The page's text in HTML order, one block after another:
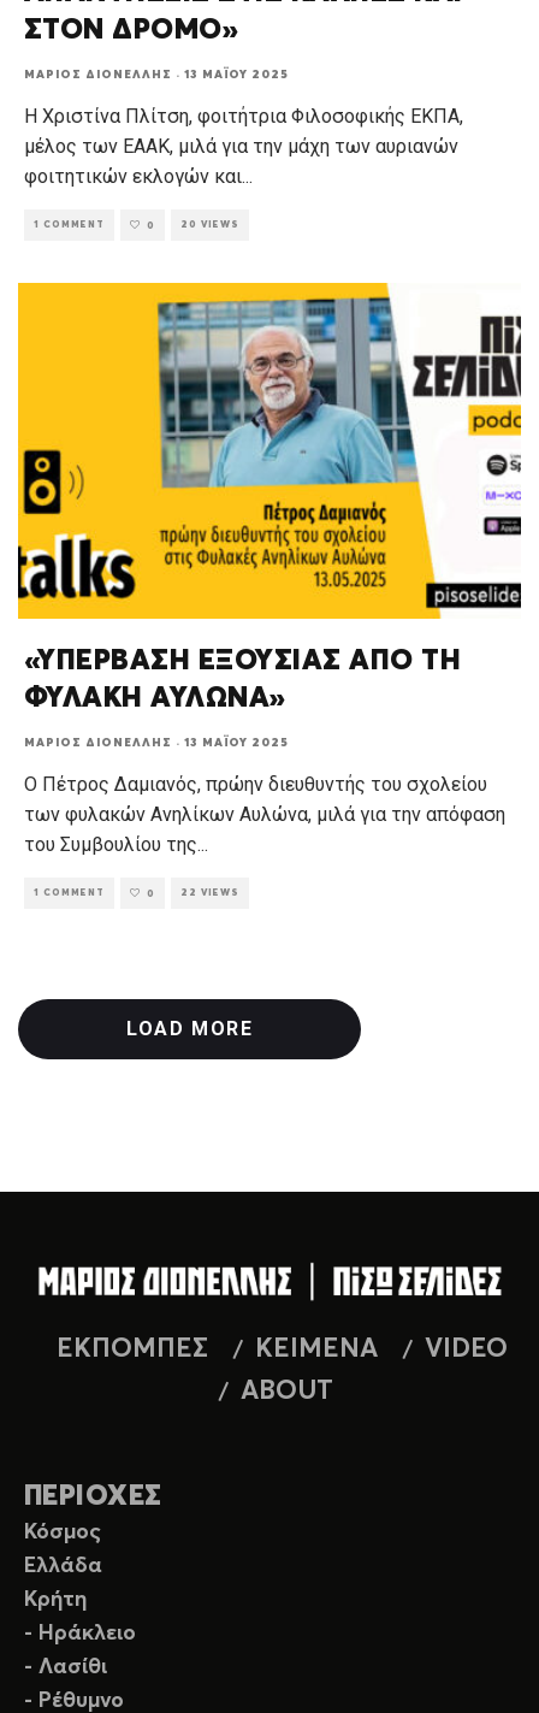
ΣΤΟΝ ΔΡΟΜΟ»
ΜΆΡΙΟΣ ΔΙΟΝΈΛΛΗΣ · 13 ΜΑΪ́ΟΥ 2025
Η Χριστίνα Πλίτση, φοιτήτρια Φιλοσοφικής ΕΚΠΑ,
μέλος των ΕΑΑΚ, μιλά για την μάχη των αυριανών
φοιτητικών εκλογών και...
1 COMMENT 0 20 VIEWS
«ΥΠΕΡΒΑΣΗ ΕΞΟΥΣΙΑΣ ΑΠΟ ΤΗ
ΦΥΛΑΚΗ ΑΥΛΩΝΑ»
ΜΆΡΙΟΣ ΔΙΟΝΈΛΛΗΣ · 13 ΜΑΪ́ΟΥ 2025
Ο Πέτρος Δαμιανός, πρώην διευθυντής του σχολείου
των φυλακών Ανηλίκων Αυλώνα, μιλά για την απόφαση
του Συμβουλίου της...
1 COMMENT 0 22 VIEWS
LOAD MORE
ΕΚΠΟΜΠΕΣ ΚΕΙΜΕΝΑ
VIDEO
ABOUT
ΠΕΡΙΟΧΕΣ
Κόσμος
Ελλάδα
Κρήτη
- Ηράκλειο
- Λασίθι
- Ρέθυμνο